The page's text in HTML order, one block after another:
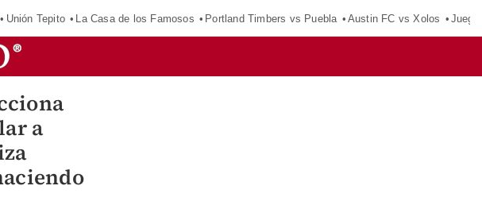
Unión Tepito La Casa de los Famosos Portland Timbers vs Puebla Austin FC vs Xolos
a